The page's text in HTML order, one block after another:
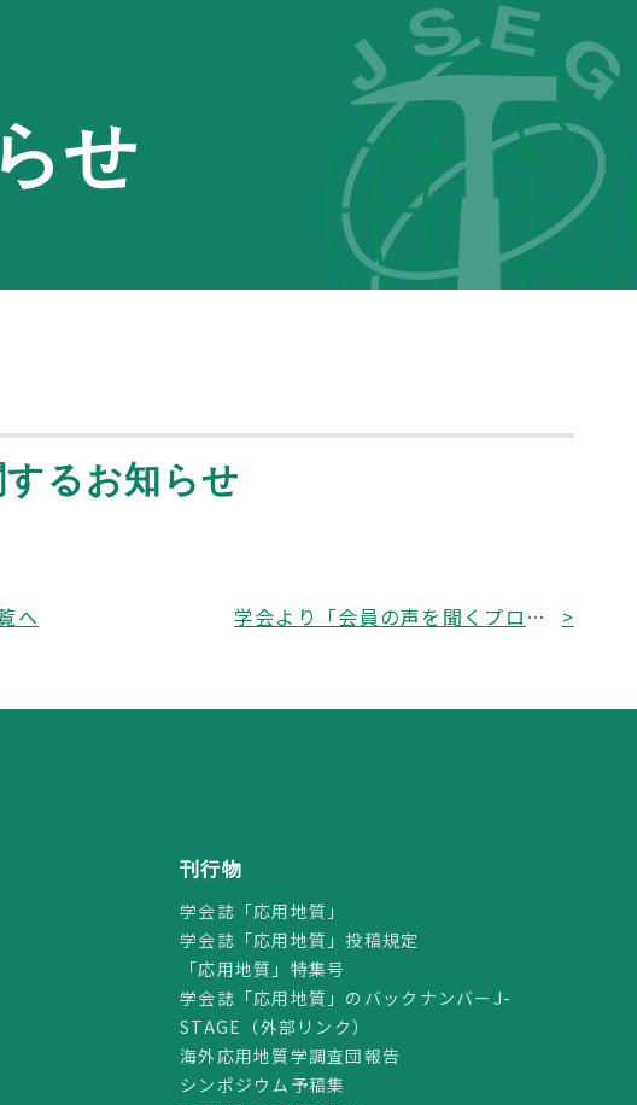
せ
るお知らせ
へ 学会より「会員の声を聞くプロジェクト」 アンケートのお願い >
刊行物
学会誌「応用地質」
学会誌「応用地質」投稿規定
「応用地質」特集号
学会誌「応用地質」のバックナンバーJ-
STAGE（外部リンク）
海外応用地質学調査団報告
シンポジウム予稿集